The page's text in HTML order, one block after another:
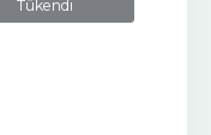
Tükendi